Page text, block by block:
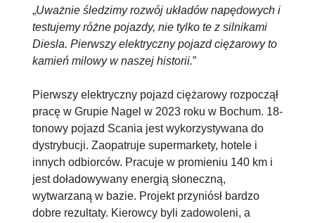
„Uważnie śledzimy rozwój układów napędowych i
testujemy różne pojazdy, nie tylko te z silnikami
Diesla. Pierwszy elektryczny pojazd ciężarowy to
kamień milowy w naszej historii.”
Pierwszy elektryczny pojazd ciężarowy rozpoczął
pracę w Grupie Nagel w 2023 roku w Bochum. 18-
tonowy pojazd Scania jest wykorzystywana do
dystrybucji. Zaopatruje supermarkety, hotele i
innych odbiorców. Pracuje w promieniu 140 km i
jest doładowywany energią słoneczną,
wytwarzaną w bazie. Projekt przyniósł bardzo
dobre rezultaty. Kierowcy byli zadowoleni, a